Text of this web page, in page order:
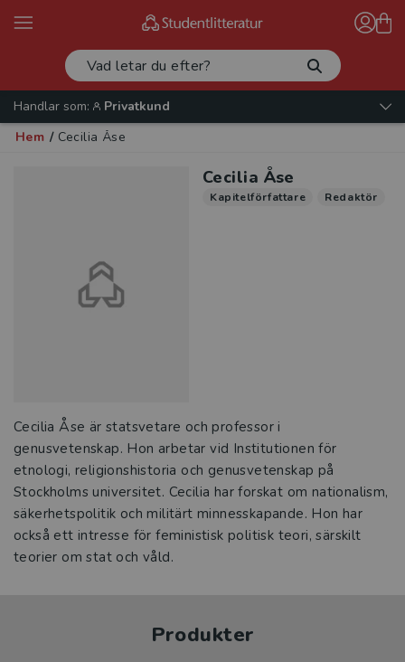
Handlar som:
Privatkund
Hem / Cecilia Åse
Cecilia Åse
Kapitelförfattare Redaktör
Cecilia Åse är statsvetare och professor i
genusvetenskap. Hon arbetar vid Institutionen för
etnologi, religionshistoria och genusvetenskap på
Stockholms universitet. Cecilia har forskat om nationalism,
säkerhetspolitik och militärt minnesskapande. Hon har
också ett intresse för feministisk politisk teori, särskilt
teorier om stat och våld.
Produkter